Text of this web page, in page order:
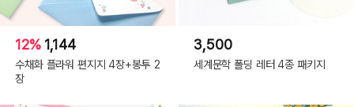
12% 1,144
수채화 플라워 편지지 4장+봉투 2
장
3,500
세계문학 폴딩 레터 4종 패키지